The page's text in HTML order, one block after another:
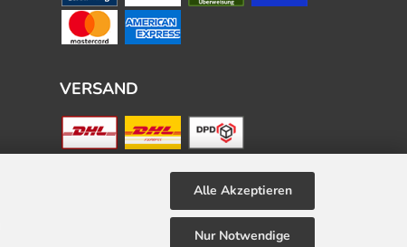
Alle Akzeptieren
Nur Notwendige
VERSAND